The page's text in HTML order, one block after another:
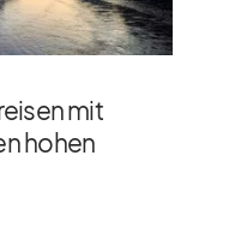
mit
hohen